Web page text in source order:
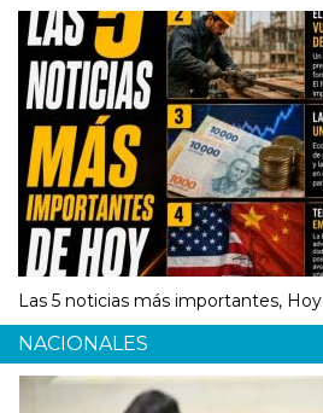
Las 5 noticias más importantes, Hoy
NACIONALES